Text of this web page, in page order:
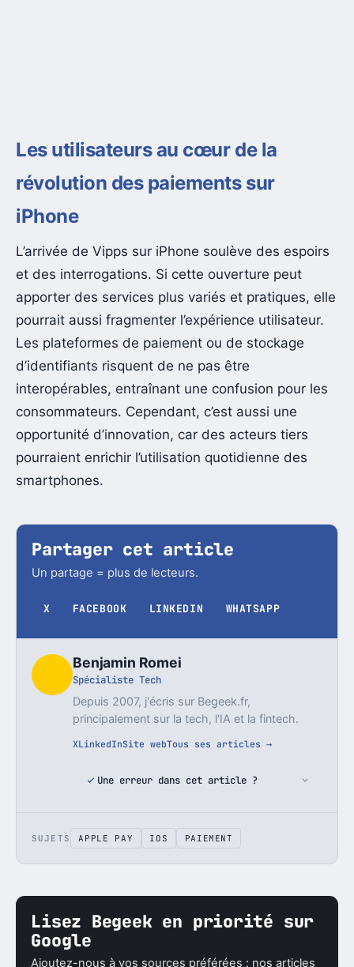
Les utilisateurs au cœur de la
révolution des paiements sur
iPhone
L’arrivée de Vipps sur iPhone soulève des espoirs
et des interrogations. Si cette ouverture peut
apporter des services plus variés et pratiques, elle
pourrait aussi fragmenter l’expérience utilisateur.
Les plateformes de paiement ou de stockage
d’identifiants risquent de ne pas être
interopérables, entraînant une confusion pour les
consommateurs. Cependant, c’est aussi une
opportunité d’innovation, car des acteurs tiers
pourraient enrichir l’utilisation quotidienne des
smartphones.
Partager cet article
Un partage = plus de lecteurs.
X FACEBOOK LINKEDIN WHATSAPP
Benjamin Romei
Spécialiste Tech
Depuis 2007, j'écris sur Begeek.fr,
principalement sur la tech, l'IA et la fintech.
XLinkedInSite webTous ses articles →
Une erreur dans cet article ?
SUJETS APPLE PAY IOS PAIEMENT
Lisez Begeek en priorité sur
Google
Ajoutez-nous à vos sources préférées : nos articles